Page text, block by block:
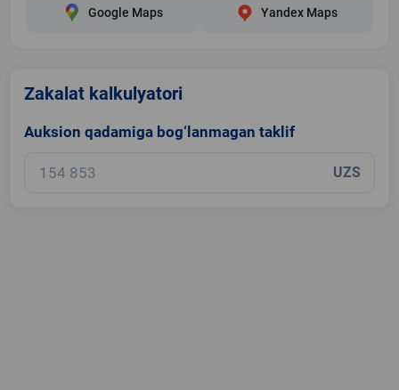
Google Maps Yandex Maps
Zakalat kalkulyatori
Auksion qadamiga bog‘lanmagan taklif
UZS